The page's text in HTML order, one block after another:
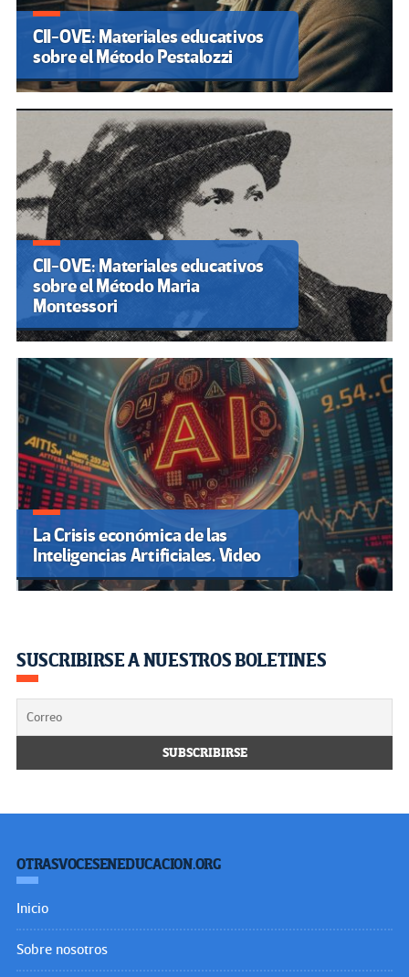
CII-OVE: Materiales educativos
sobre el Método Pestalozzi
CII-OVE: Materiales educativos
sobre el Método Maria
Montessori
La Crisis económica de las
Inteligencias Artificiales. Video
SUSCRIBIRSE A NUESTROS BOLETINES
OTRASVOCESENEDUCACION.ORG
Inicio
Sobre nosotros